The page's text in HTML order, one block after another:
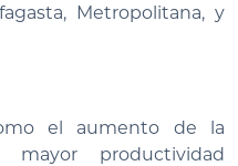
Metropolitana, y
el aumento de la
mayor productividad